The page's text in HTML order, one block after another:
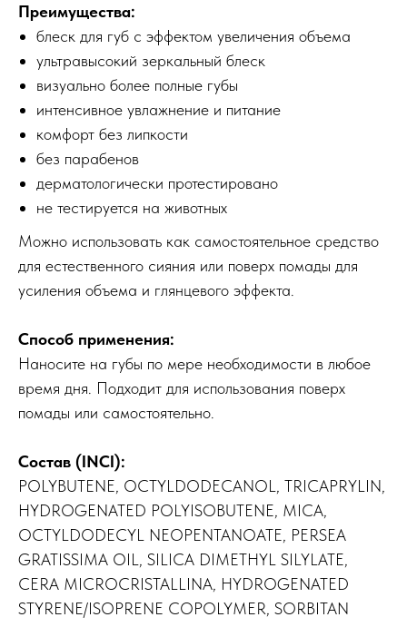
Преимущества:
блеск для губ с эффектом увеличения объема
ультравысокий зеркальный блеск
визуально более полные губы
интенсивное увлажнение и питание
комфорт без липкости
без парабенов
дерматологически протестировано
не тестируется на животных
Можно использовать как самостоятельное средство
для естественного сияния или поверх помады для
усиления объема и глянцевого эффекта.
Способ применения:
Наносите на губы по мере необходимости в любое
время дня. Подходит для использования поверх
помады или самостоятельно.
Состав (INCI):
POLYBUTENE, OCTYLDODECANOL, TRICAPRYLIN,
HYDROGENATED POLYISOBUTENE, MICA,
OCTYLDODECYL NEOPENTANOATE, PERSEA
GRATISSIMA OIL, SILICA DIMETHYL SILYLATE,
CERA MICROCRISTALLINA, HYDROGENATED
STYRENE/ISOPRENE COPOLYMER, SORBITAN